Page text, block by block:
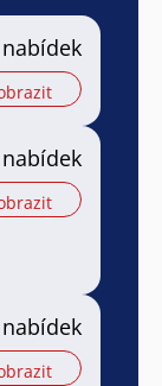
nabídek
nabídek